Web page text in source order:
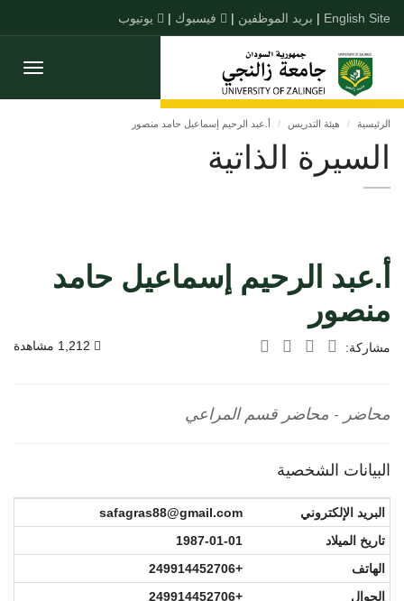
English Site
| بريد الموظفين | فيسبوك | يوتيوب
الرئيسية هيئة التدريس أ.عبد الرحيم إسماعيل حامد منصور
السيرة الذاتية
أ.عبد الرحيم إسماعيل حامد
منصور
مشاركة:
محاضر - محاضر قسم المراعي
البيانات الشخصية
البريد الإلكتروني
safagras88@gmail.com
تاريخ الميلاد
1987-01-01
الهاتف
249914452706+
الجوال
249914452706+